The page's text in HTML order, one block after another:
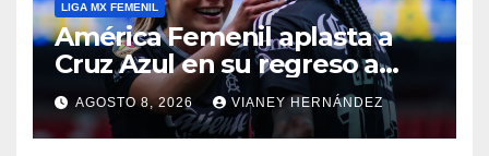
LIGA MX FEMENIL
América Femenil aplasta a
Cruz Azul en su regreso a
casa
AGOSTO 8, 2026 VIANEY HERNÁNDEZ